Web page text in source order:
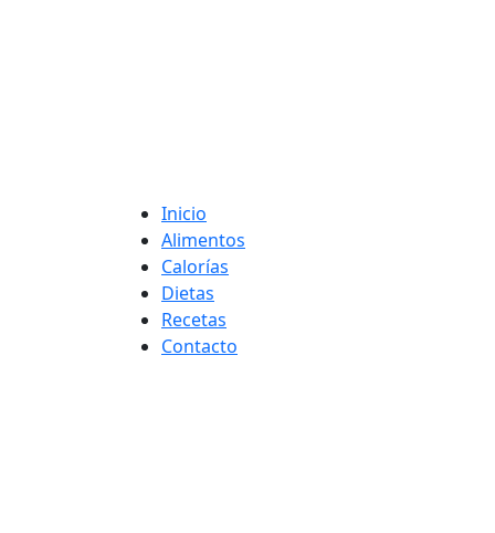
Adelgaza con en
Inicio
Alimentos
Calorías
Dietas
Recetas
Contacto